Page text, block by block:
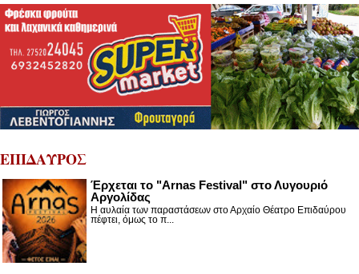
ΕΠΙΔΑΥΡΟΣ
Έρχεται το "Arnas Festival" στο Λυγουριό
Αργολίδας
Η αυλαία των παραστάσεων στο Αρχαίο Θέατρο Επιδαύρου
πέφτει, όμως το π...